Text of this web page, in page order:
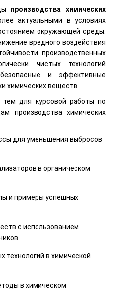
производства химических
актуальными в условиях
окружающей среды.
вредного воздействия
производственных
чистых технологий
и эффективные
химических веществ.
тем для курсовой работы по
производства химических
для уменьшения выбросов
в органическом
и примеры успешных
с использованием
технологий в химической
в химическом